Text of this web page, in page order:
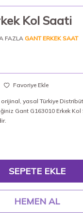
Kol Saati
FAZLA GANT ERKEK SAAT
Favoriye Ekle
yasal Türkiye
Gant G163010 Erkek
SEPETE EKLE
HEMEN AL